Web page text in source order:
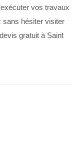
vos travaux
sans hésiter visiter
gratuit à Saint